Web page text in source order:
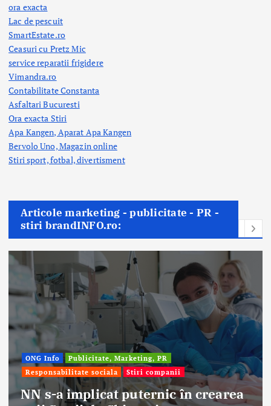
ora exacta
Lac de pescuit
SmartEstate.ro
Ceasuri cu Pretz Mic
service reparatii frigidere
Vimandra.ro
Contabilitate Constanta
Asfaltari Bucuresti
Ora exacta Stiri
Apa Kangen, Aparat Apa Kangen
Bervolo Uno, Magazin online
Stiri sport, fotbal,divertisment
Articole marketing - publicitate - PR -
stiri brandINFO.ro:
Afaceri & Economie
Publicitate, Marketing, PR
Stiri companii